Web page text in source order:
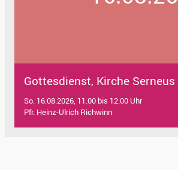
Gottesdienst, Kirche Serneus
So. 16.08.2026, 11.00 bis 12.00 Uhr
Pfr. Heinz-Ulrich Richwinn